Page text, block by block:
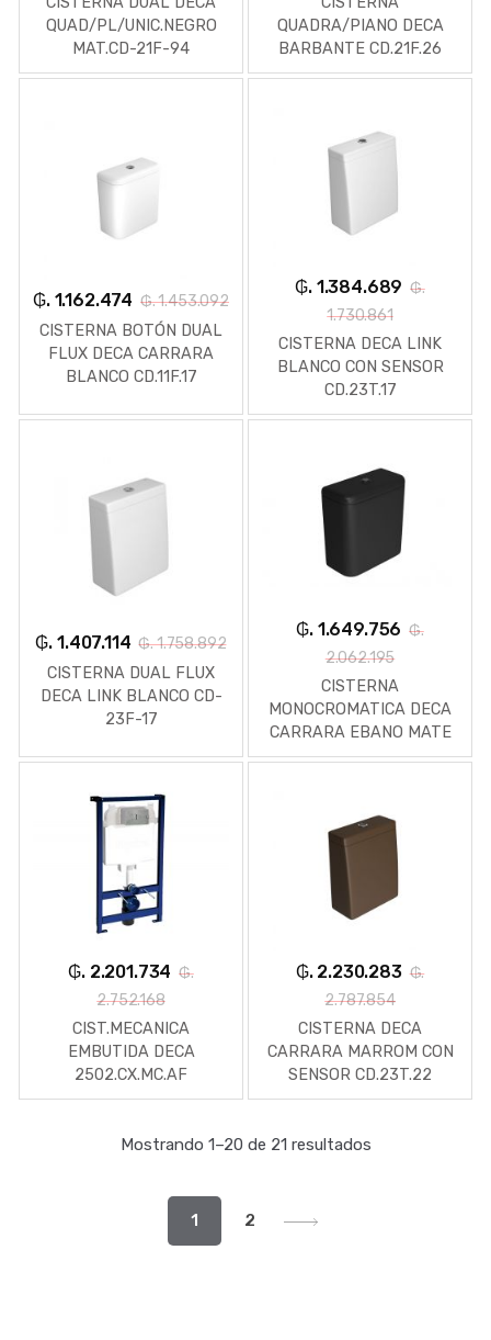
QUAD/PL/UNIC.NEGRO
MAT.CD-21F-94
QUADRA/PIANO DECA
BARBANTE CD.21F.26
₲. 1.162.474 ₲. 1.453.092
CISTERNA BOTÓN DUAL
FLUX DECA CARRARA
BLANCO CD.11F.17
₲. 1.384.689 ₲.
1.730.861
CISTERNA DECA LINK
BLANCO CON SENSOR
CD.23T.17
₲. 1.407.114 ₲. 1.758.892
CISTERNA DUAL FLUX
DECA LINK BLANCO CD-
23F-17
₲. 1.649.756 ₲.
2.062.195
CISTERNA
MONOCROMATICA DECA
CARRARA EBANO MATE
CD.11F.EBFC.94
₲. 2.201.734 ₲.
2.752.168
CIST.MECANICA
EMBUTIDA DECA
2502.CX.MC.AF
₲. 2.230.283 ₲.
2.787.854
CISTERNA DECA
CARRARA MARROM CON
SENSOR CD.23T.22
Mostrando 1–20 de 21 resultados
1 2